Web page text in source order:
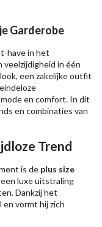
Garderobe
have in het
in één
een zakelijke outfit
en comfort. In dit
en combinaties van
Trend
is de plus size
luxe uitstraling
Dankzij het
vormt hij zich